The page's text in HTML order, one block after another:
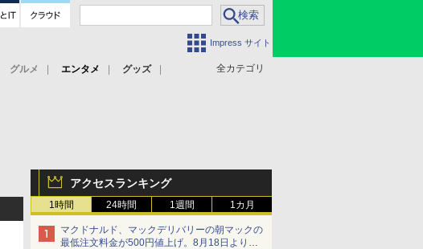
Impress サイト
全カテゴリ
グルメ エンタメ
グッズ
アクセスランキング
1時間 24時間 1週間 1カ月
マクドナルド、マックデリバリーの朝マックの
最低注文料金が500円値上げ。8月18日より